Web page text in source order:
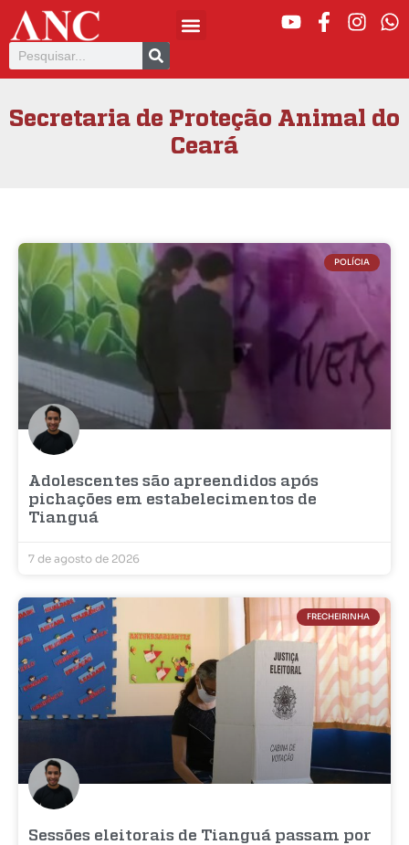
Secretaria de Proteção Animal do
Ceará
POLÍCIA
Adolescentes são apreendidos após
pichações em estabelecimentos de
Tianguá
7 de agosto de 2026
FRECHEIRINHA
Sessões eleitorais de Tianguá passam por